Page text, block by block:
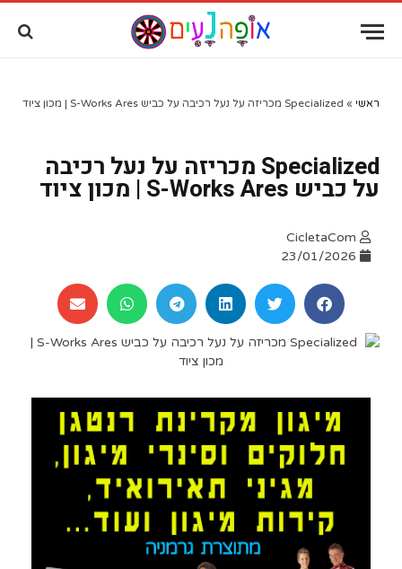
מַעֲרֶכֶת
הַמְּסַיַּעַת
לִנְגִישׁוּת
הָאֲתָר.
ראשי » Specialized מכריזה על נעל רכיבה על כביש S-Works Ares | מכון ציוד
Specialized מכריזה על נעל רכיבה
על כביש S-Works Ares | מכון ציוד
CicletaCom
23/01/2026